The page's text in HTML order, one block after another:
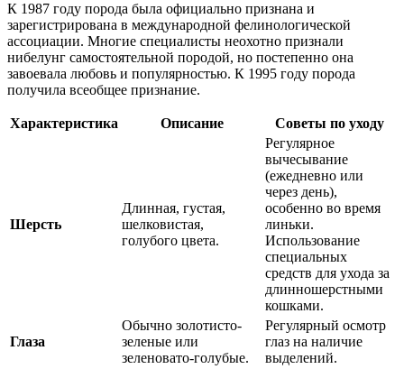
К 1987 году порода была официально признана и
зарегистрирована в международной фелинологической
ассоциации. Многие специалисты неохотно признали
нибелунг самостоятельной породой, но постепенно она
завоевала любовь и популярностью. К 1995 году порода
получила всеобщее признание.
Характеристика Описание Советы по уходу
Шерсть
Длинная, густая,
шелковистая,
голубого цвета.
Регулярное
вычесывание
(ежедневно или
через день),
особенно во время
линьки.
Использование
специальных
средств для ухода за
длинношерстными
кошками.
Глаза
Обычно золотисто-
зеленые или
зеленовато-голубые.
Регулярный осмотр
глаз на наличие
выделений.